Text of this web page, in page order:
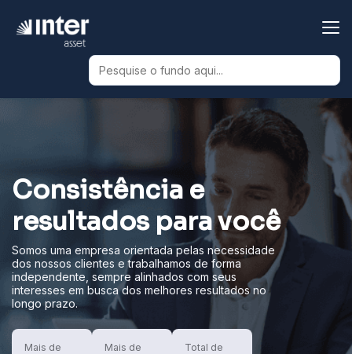
Banco Inter
Consistência e
resultados para você
Somos uma empresa orientada pelas necessidade
dos nossos clientes e trabalhamos de forma
independente, sempre alinhados com seus
interesses em busca dos melhores resultados no
longo prazo.
Mais de Mais de Total de